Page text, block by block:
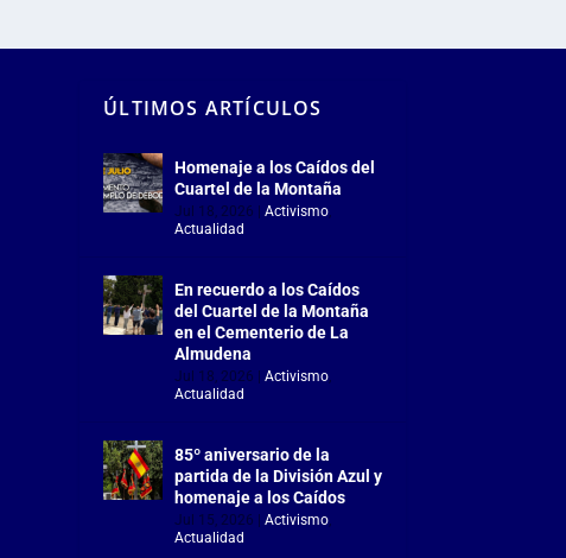
ÚLTIMOS ARTÍCULOS
Homenaje a los Caídos del
Cuartel de la Montaña
Jul 18, 2026 |Activismo,
Actualidad
En recuerdo a los Caídos
del Cuartel de la Montaña
en el Cementerio de La
Almudena
Jul 18, 2026 |Activismo,
Actualidad
85º aniversario de la
partida de la División Azul y
homenaje a los Caídos
Jul 15, 2026 |Activismo,
Actualidad